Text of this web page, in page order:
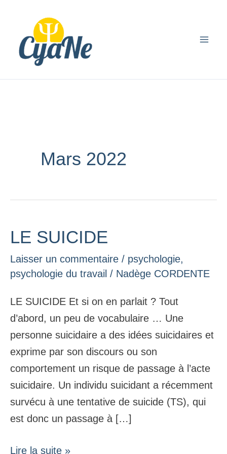
contenu
Mars 2022
LE SUICIDE
Laisser un commentaire / psychologie,
psychologie du travail / Nadège CORDENTE
LE SUICIDE Et si on en parlait ? Tout
d’abord, un peu de vocabulaire … Une
personne suicidaire a des idées suicidaires et
exprime par son discours ou son
comportement un risque de passage à l’acte
suicidaire. Un individu suicidant a récemment
survécu à une tentative de suicide (TS), qui
est donc un passage à […]
LE
Lire la suite »